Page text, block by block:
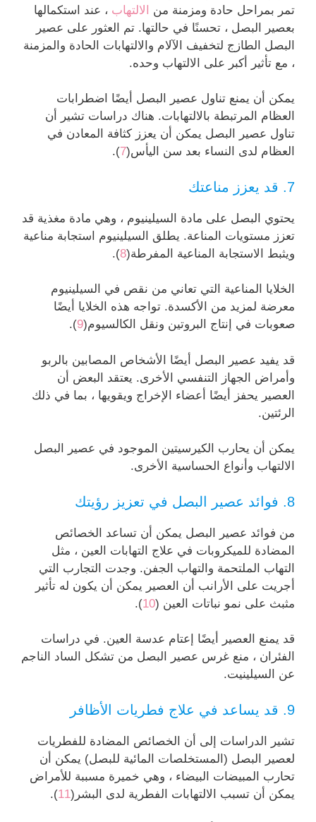
تمر بمراحل حادة ومزمنة من
الالتهاب ، عند استكمالها
بعصير البصل ، تحسنًا في حالتها. تم العثور على عصير
البصل الطازج لتخفيف الآلام والالتهابات الحادة والمزمنة
، مع تأثير أكبر على الالتهاب وحده.
يمكن أن يمنع تناول عصير البصل أيضًا اضطرابات
العظام المرتبطة بالالتهابات. هناك دراسات تشير أن
تناول عصير البصل يمكن أن يعزز كثافة المعادن في
العظام لدى النساء بعد سن اليأس(7
).
7. قد يعزز مناعتك
يحتوي البصل على مادة السيلينيوم ، وهي مادة مغذية قد
تعزز مستويات المناعة. يطلق السيلينيوم استجابة مناعية
ويثبط الاستجابة المناعية المفرطة(8
).
الخلايا المناعية التي تعاني من نقص في السيلينيوم
معرضة لمزيد من الأكسدة. تواجه هذه الخلايا أيضًا
صعوبات في إنتاج البروتين ونقل الكالسيوم(9
).
قد يفيد عصير البصل أيضًا الأشخاص المصابين بالربو
وأمراض الجهاز التنفسي الأخرى. يعتقد البعض أن
العصير يحفز أيضًا أعضاء الإخراج ويقويها ، بما في ذلك
الرئتين.
يمكن أن يحارب الكيرسيتين الموجود في عصير البصل
الالتهاب وأنواع الحساسية الأخرى.
8. فوائد عصير البصل في تعزيز رؤيتك
من فوائد عصير البصل يمكن أن تساعد الخصائص
المضادة للميكروبات في علاج التهابات العين ، مثل
التهاب الملتحمة والتهاب الجفن. وجدت التجارب التي
أجريت على الأرانب أن العصير يمكن أن يكون له تأثير
مثبث على نمو نباتات العين (10
).
قد يمنع العصير أيضًا إعتام عدسة العين. في دراسات
الفئران ، منع غرس عصير البصل من تشكل الساد الناجم
عن السيلينيت.
9. قد يساعد في علاج فطريات الأظافر
تشير الدراسات إلى أن الخصائص المضادة للفطريات
لعصير البصل (المستخلصات المائية للبصل) يمكن أن
تحارب المبيضات البيضاء ، وهي خميرة مسببة للأمراض
يمكن أن تسبب الالتهابات الفطرية لدى البشر(11
).